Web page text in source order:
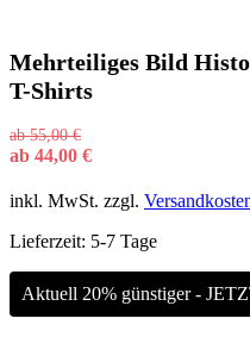
Mehrteiliges Bild
T-Shirts
ab55,00€
ab 44,00 €
inkl. MwSt. zzgl.
Lieferzeit: 5-7 Tage
Aktuell 20% günstiger -